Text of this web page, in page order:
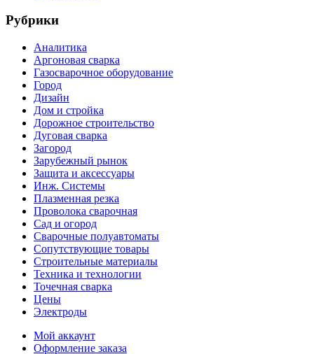
Рубрики
Аналитика
Аргоновая сварка
Газосварочное оборудование
Город
Дизайн
Дом и стройка
Дорожное строительство
Дуговая сварка
Загород
Зарубежный рынок
Защита и аксессуары
Инж. Системы
Плазменная резка
Проволока сварочная
Сад и огород
Сварочные полуавтоматы
Сопутствующие товары
Строительные материалы
Техника и технологии
Точечная сварка
Цены
Электроды
Мой аккаунт
Оформление заказа